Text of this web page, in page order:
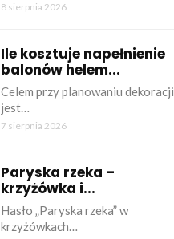
8 sierpnia 2026
Ile kosztuje napełnienie
balonów helem...
Celem przy planowaniu dekoracji
jest…
7 sierpnia 2026
Paryska rzeka –
krzyżówka i...
Hasło „Paryska rzeka” w
krzyżówkach…